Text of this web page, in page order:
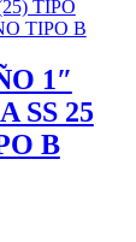
1″
SS 25
B